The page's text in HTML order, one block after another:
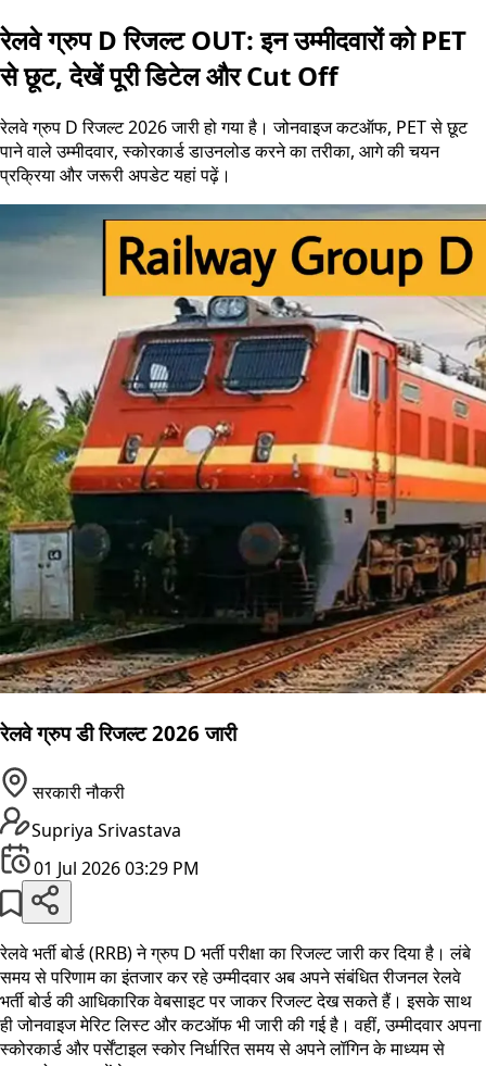
रेलवे ग्रुप D रिजल्ट OUT: इन उम्मीदवारों को PET
से छूट, देखें पूरी डिटेल और Cut Off
रेलवे ग्रुप D रिजल्ट 2026 जारी हो गया है। जोनवाइज कटऑफ, PET से छूट
पाने वाले उम्मीदवार, स्कोरकार्ड डाउनलोड करने का तरीका, आगे की चयन
प्रक्रिया और जरूरी अपडेट यहां पढ़ें।
रेलवे ग्रुप डी रिजल्ट 2026 जारी
सरकारी नौकरी
Supriya Srivastava
01 Jul 2026 03:29 PM
रेलवे भर्ती बोर्ड (RRB) ने ग्रुप D भर्ती परीक्षा का रिजल्ट जारी कर दिया है। लंबे
समय से परिणाम का इंतजार कर रहे उम्मीदवार अब अपने संबंधित रीजनल रेलवे
भर्ती बोर्ड की आधिकारिक वेबसाइट पर जाकर रिजल्ट देख सकते हैं। इसके साथ
ही जोनवाइज मेरिट लिस्ट और कटऑफ भी जारी की गई है। वहीं, उम्मीदवार अपना
स्कोरकार्ड और पर्सेंटाइल स्कोर निर्धारित समय से अपने लॉगिन के माध्यम से